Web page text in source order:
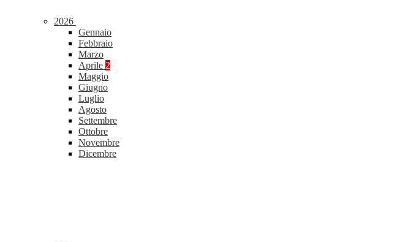
2026
Gennaio
Febbraio
Marzo
Aprile 2
Maggio
Giugno
Luglio
Agosto
Settembre
Ottobre
Novembre
Dicembre